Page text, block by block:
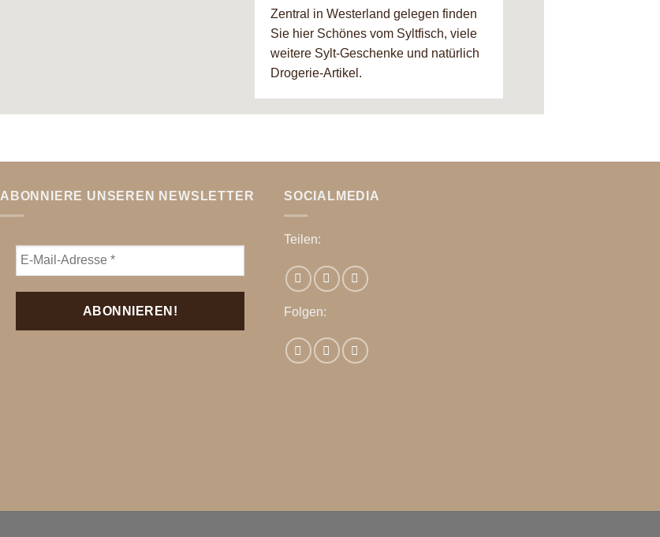
Zentral in Westerland gelegen finden
Sie hier Schönes vom Syltfisch, viele
weitere Sylt-Geschenke und natürlich
Drogerie-Artikel.
ABONNIERE UNSEREN NEWSLETTER SOCIALMEDIA
Teilen:
Folgen: